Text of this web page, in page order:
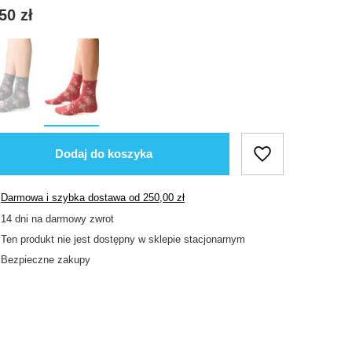
zł
Dodaj do koszyka
Darmowa i szybka dostawa od 250,00 zł
14 dni na darmowy zwrot
Ten produkt nie jest dostępny w sklepie stacjonarnym
Bezpieczne zakupy